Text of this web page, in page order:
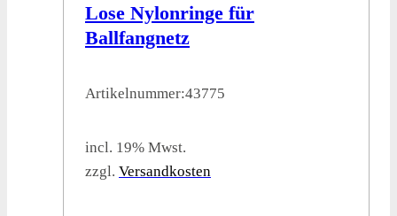
Lose Nylonringe für
Ballfangnetz
Artikelnummer:43775
incl. 19% Mwst.
zzgl. Versandkosten